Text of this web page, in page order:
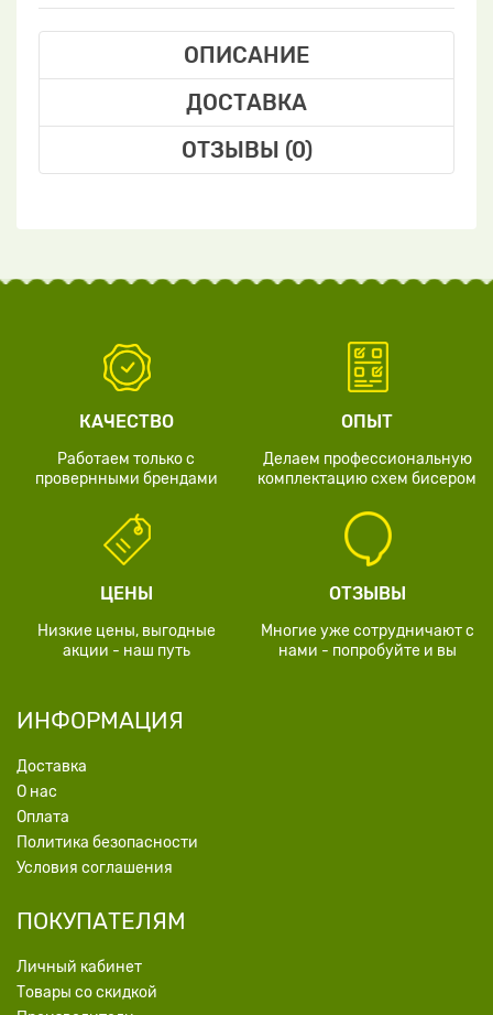
ОПИСАНИЕ
ДОСТАВКА
ОТЗЫВЫ (0)
КАЧЕСТВО
Работаем только с
провернными брендами
ОПЫТ
Делаем профессиональную
комплектацию схем бисером
ЦЕНЫ
Низкие цены, выгодные
акции - наш путь
ОТЗЫВЫ
Многие уже сотрудничают с
нами - попробуйте и вы
ИНФОРМАЦИЯ
Доставка
О нас
Оплата
Политика безопасности
Условия соглашения
ПОКУПАТЕЛЯМ
Личный кабинет
Товары со скидкой